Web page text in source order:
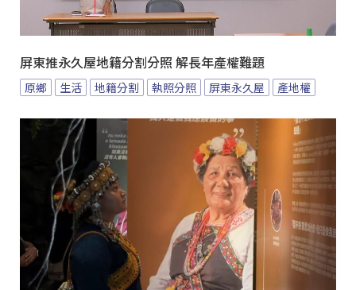
屏東推永久屋地籍分割分照 解長年產權難題
原鄉 生活 地籍分割 執照分照 屏東永久屋 產地權